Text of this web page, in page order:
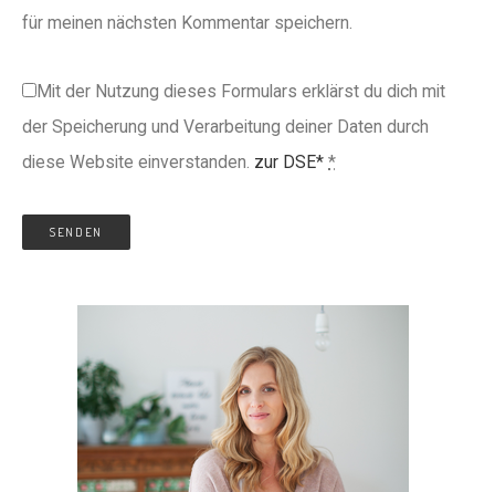
für meinen nächsten Kommentar speichern.
Mit der Nutzung dieses Formulars erklärst du dich mit
der Speicherung und Verarbeitung deiner Daten durch
diese Website einverstanden. zur DSE* *